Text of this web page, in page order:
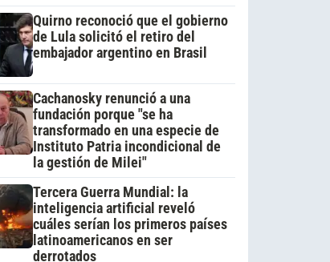
Quirno reconoció que el gobierno
de Lula solicitó el retiro del
embajador argentino en Brasil
Cachanosky renunció a una
fundación porque "se ha
transformado en una especie de
Instituto Patria incondicional de
la gestión de Milei"
Tercera Guerra Mundial: la
inteligencia artificial reveló
cuáles serían los primeros países
latinoamericanos en ser
derrotados